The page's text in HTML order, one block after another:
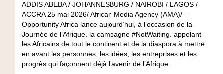
ADDIS ABEBA / JOHANNESBURG / NAIROBI / LAGOS /
ACCRA 25 mai 2026/ African Media Agency (AMA)/ –
Opportunity Africa lance aujourd’hui, à l’occasion de la
Journée de l’Afrique, la campagne #NotWaiting, appelant
les Africains de tout le continent et de la diaspora à mettre
en avant les personnes, les idées, les entreprises et les
progrès qui façonnent déjà l’avenir de l’Afrique.